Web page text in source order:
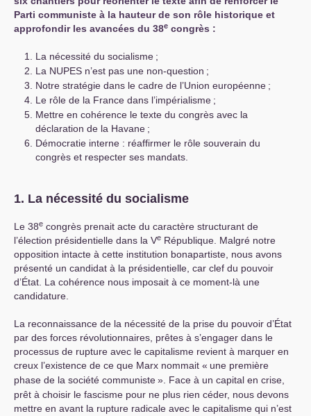
Parti communiste à la hauteur de son rôle historique et
approfondir les avancées du 38e congrès :
La nécessité du socialisme ;
La NUPES n’est pas une non-question ;
Notre stratégie dans le cadre de l’Union européenne ;
Le rôle de la France dans l’impérialisme ;
Mettre en cohérence le texte du congrès avec la
déclaration de la Havane ;
Démocratie interne : réaffirmer le rôle souverain du
congrès et respecter ses mandats.
1. La nécessité du socialisme
Le 38e congrès prenait acte du caractère structurant de
l’élection présidentielle dans la Ve République. Malgré notre
opposition intacte à cette institution bonapartiste, nous avons
présenté un candidat à la présidentielle, car clef du pouvoir
d’État. La cohérence nous imposait à ce moment-là une
candidature.
La reconnaissance de la nécessité de la prise du pouvoir d’État
par des forces révolutionnaires, prêtes à s’engager dans le
processus de rupture avec le capitalisme revient à marquer en
creux l’existence de ce que Marx nommait « une première
phase de la société communiste». Face à un capital en crise,
prêt à choisir le fascisme pour ne plus rien céder, nous devons
mettre en avant la rupture radicale avec le capitalisme qui n’est